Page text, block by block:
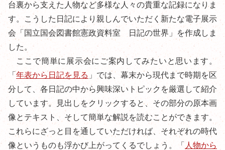
台裏から支えた人物など多様な人々の貴重な記録になりま
す。こうした日記により親しんでいただく新たな電子展示
会「国立国会図書館憲政資料室 日記の世界」を作成しま
した。
ここで簡単に展示会にご案内してみたいと思います。
「 年表から日記を見る 」では、幕末から現代まで時期を区
分して、各日記の中から興味深いトピックを厳選して紹介
しています。見出しをクリックすると、その部分の原本画
像とテキスト、そして簡単な解説を読むことができます。
これらにざっと目を通していただければ、それぞれの時代
像というものも浮かび上がってくるでしょう。「 人物から